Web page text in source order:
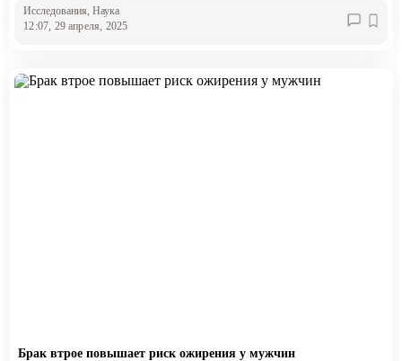
Исследования, Наука
12:07, 29 апреля, 2025
Брак втрое повышает риск ожирения у мужчин